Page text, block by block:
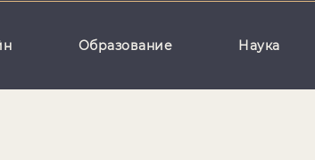
Образование Наука